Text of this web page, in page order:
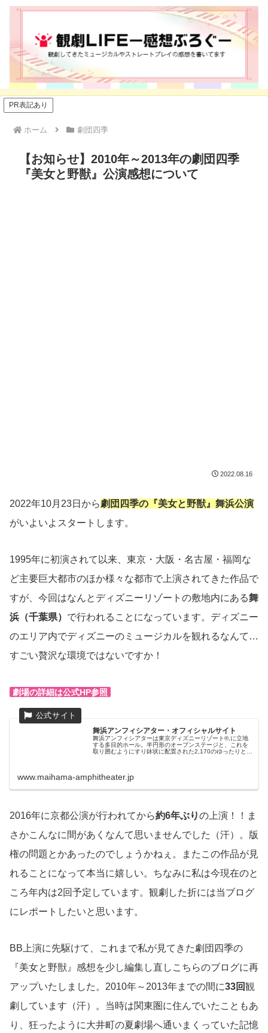
PR表記あり
ホーム 劇団四季
【お知らせ】2010年～2013年の劇団四季
『美女と野獣』公演感想について
2022.08.16
2022年10月23日から劇団四季の『美女と野獣』舞浜公演
がいよいよスタートします。
1995年に初演されて以来、東京・大阪・名古屋・福岡な
ど主要巨大都市のほか様々な都市で上演されてきた作品で
すが、今回はなんとディズニーリゾートの敷地内にある舞
浜（千葉県） で行われることになっています。ディズニー
のエリア内でディズニーのミュージカルを観れるなんて…
すごい贅沢な環境ではないですか！
劇場の詳細は公式HP参照
舞浜アンフィシアター・オフィシャルサイト
舞浜アンフィシアターは東京ディズニーリゾート®,に立地
する多目的ホール。半円形のオープンステージと、これを
取り囲むようにすり鉢状に配置された2,170のゆったりとし
www.maihama-amphitheater.jp
2016年に京都公演が行われてから約6年ぶりの上演！！ま
さかこんなに間があくなんて思いませんでした（汗）。版
権の問題とかあったのでしょうかねぇ。またこの作品が見
れることになって本当に嬉しい。ちなみに私は今現在のと
ころ年内は2回予定しています。観劇した折には当ブログ
にレポートしたいと思います。
BB上演に先駆けて、これまで私が見てきた劇団四季の
『美女と野獣』感想を少し編集し直しこちらのブログに再
アップいたしました。2010年～2013年までの間に33回観
劇しています（汗）。当時は関東圏に住んでいたこともあ
り、狂ったように大井町の夏劇場へ通いまくっていた記憶